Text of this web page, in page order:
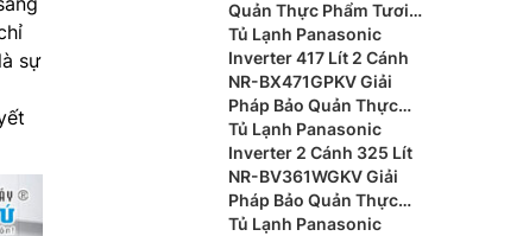
sự
Quản Thực Phẩm Tươi
Ngon, Tiết Kiệm Điện
Hiệu Quả
Tủ Lạnh Panasonic
Inverter 417 Lít 2 Cánh
NR-BX471GPKV Giải
Pháp Bảo Quản Thực
Phẩm Hiện Đại Cho Gia
Đình
Tủ Lạnh Panasonic
Inverter 2 Cánh 325 Lít
NR-BV361WGKV Giải
Pháp Bảo Quản Thực
Phẩm Hiện Đại Cho Gia
Tủ Lạnh Panasonic